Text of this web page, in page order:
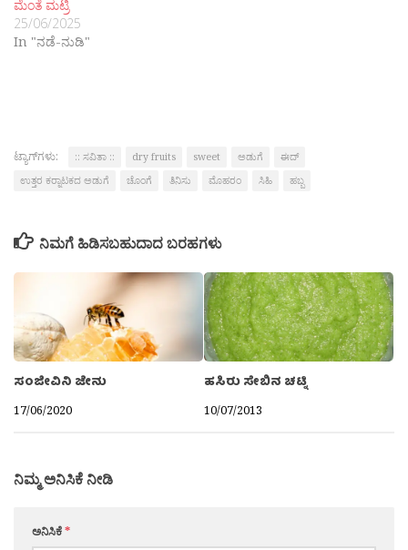
ಮೆಂತೆ ಮಟ್ರಿ
25/06/2025
In "ನಡೆ-ನುಡಿ"
ಟ್ಯಾಗ್‌ಗಳು: :: ಸವಿತಾ :: dry fruits sweet ಅಡುಗೆ
ಈದ್
ಉತ್ತರ ಕರ್‍ನಾಟಕದ ಅಡುಗೆ
ಚೊಂಗೆ ತಿನಿಸು ಮೊಹರಂ ಸಿಹಿ ಹಬ್ಬ
ನಿಮಗೆ ಹಿಡಿಸಬಹುದಾದ ಬರಹಗಳು
ಸಂಜೀವಿನಿ ಜೇನು
17/06/2020
ಹಸಿರು ಸೇಬಿನ ಚಟ್ನಿ
10/07/2013
ನಿಮ್ಮ ಅನಿಸಿಕೆ ನೀಡಿ
ಅನಿಸಿಕೆ*